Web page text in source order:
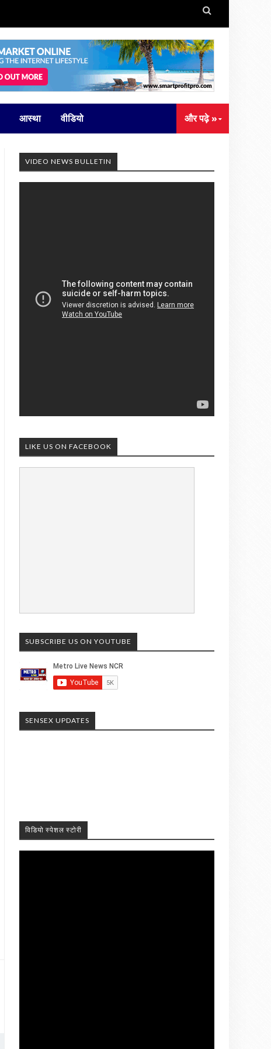

आस्था वीडियो और पढ़े »
VIDEO NEWS BULLETIN
LIKE US ON FACEBOOK
SUBSCRIBE US ON YOUTUBE
SENSEX UPDATES
विडियो स्पेशल स्टोरी